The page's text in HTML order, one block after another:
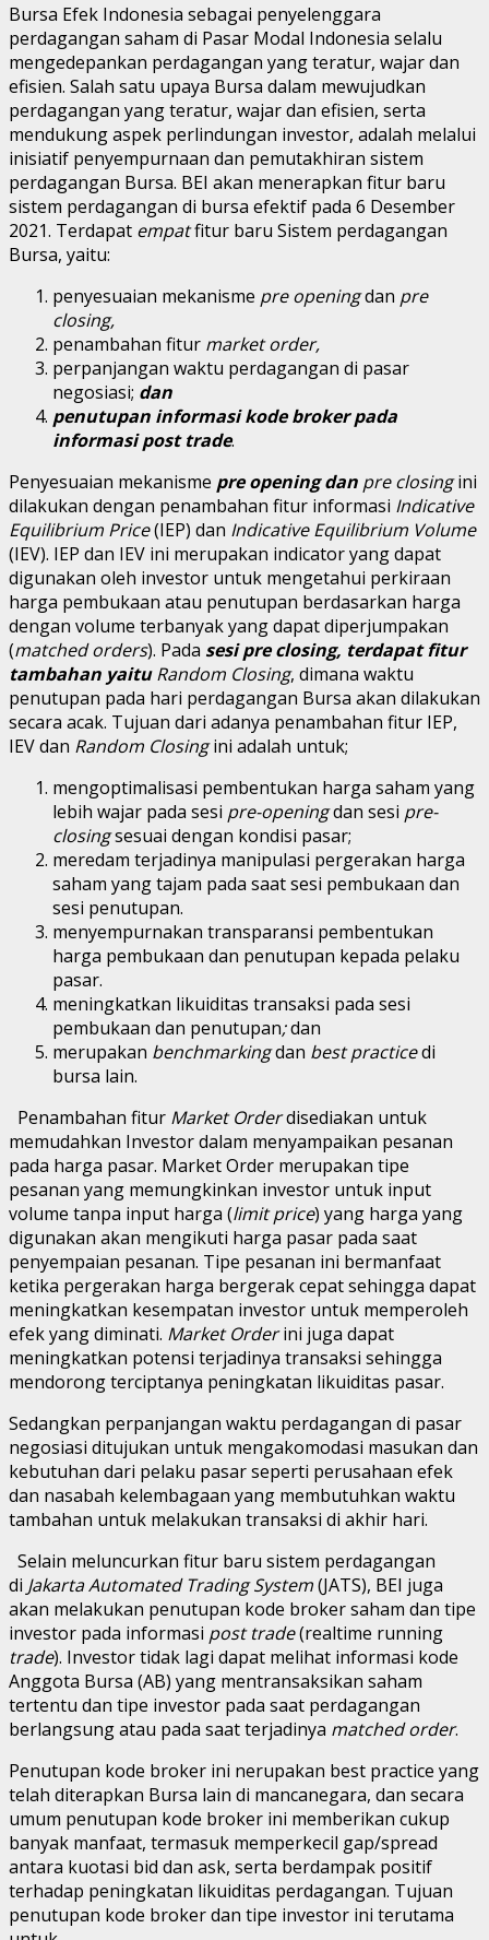
Bursa Efek Indonesia sebagai penyelenggara
perdagangan saham di Pasar Modal Indonesia selalu
mengedepankan perdagangan yang teratur, wajar dan
efisien. Salah satu upaya Bursa dalam mewujudkan
perdagangan yang teratur, wajar dan efisien, serta
mendukung aspek perlindungan investor, adalah melalui
inisiatif penyempurnaan dan pemutakhiran sistem
perdagangan Bursa. BEI akan menerapkan fitur baru
sistem perdagangan di bursa efektif pada 6 Desember
2021. Terdapat empatfitur baru Sistem perdagangan
Bursa, yaitu:
penyesuaian mekanisme pre openingdan pre
closing,
penambahan fitur market order,
perpanjangan waktu perdagangan di pasar
negosiasi; dan
penutupan informasi kode broker pada
informasi post trade.
Penyesuaian mekanisme pre opening dan pre closingini
dilakukan dengan penambahan fitur informasi Indicative
Equilibrium Price(IEP) dan Indicative Equilibrium Volume
(IEV). IEP dan IEV ini merupakan indicator yang dapat
digunakan oleh investor untuk mengetahui perkiraan
harga pembukaan atau penutupan berdasarkan harga
dengan volume terbanyak yang dapat diperjumpakan
(matched orders). Pada sesi pre closing, terdapat fitur
tambahan yaitu Random Closing, dimana waktu
penutupan pada hari perdagangan Bursa akan dilakukan
secara acak. Tujuan dari adanya penambahan fitur IEP,
IEV dan Random Closingini adalah untuk;
mengoptimalisasi pembentukan harga saham yang
lebih wajar pada sesi pre-openingdan sesi pre-
closingsesuai dengan kondisi pasar;
meredam terjadinya manipulasi pergerakan harga
saham yang tajam pada saat sesi pembukaan dan
sesi penutupan.
menyempurnakan transparansi pembentukan
harga pembukaan dan penutupan kepada pelaku
pasar.
meningkatkan likuiditas transaksi pada sesi
pembukaan dan penutupan;dan
merupakan benchmarkingdan best practicedi
bursa lain.
Penambahan fitur Market Orderdisediakan untuk
memudahkan Investor dalam menyampaikan pesanan
pada harga pasar. Market Order merupakan tipe
pesanan yang memungkinkan investor untuk input
volume tanpa input harga (limit price) yang harga yang
digunakan akan mengikuti harga pasar pada saat
penyempaian pesanan. Tipe pesanan ini bermanfaat
ketika pergerakan harga bergerak cepat sehingga dapat
meningkatkan kesempatan investor untuk memperoleh
efek yang diminati. Market Orderini juga dapat
meningkatkan potensi terjadinya transaksi sehingga
mendorong terciptanya peningkatan likuiditas pasar.
Sedangkan perpanjangan waktu perdagangan di pasar
negosiasi ditujukan untuk mengakomodasi masukan dan
kebutuhan dari pelaku pasar seperti perusahaan efek
dan nasabah kelembagaan yang membutuhkan waktu
tambahan untuk melakukan transaksi di akhir hari.
Selain meluncurkan fitur baru sistem perdagangan
di Jakarta Automated Trading System(JATS), BEI juga
akan melakukan penutupan kode broker saham dan tipe
investor pada informasi post trade(realtime running
trade). Investor tidak lagi dapat melihat informasi kode
Anggota Bursa (AB) yang mentransaksikan saham
tertentu dan tipe investor pada saat perdagangan
berlangsung atau pada saat terjadinya matched order.
Penutupan kode broker ini nerupakan best practice yang
telah diterapkan Bursa lain di mancanegara, dan secara
umum penutupan kode broker ini memberikan cukup
banyak manfaat, termasuk memperkecil gap/spread
antara kuotasi bid dan ask, serta berdampak positif
terhadap peningkatan likuiditas perdagangan. Tujuan
penutupan kode broker dan tipe investor ini terutama